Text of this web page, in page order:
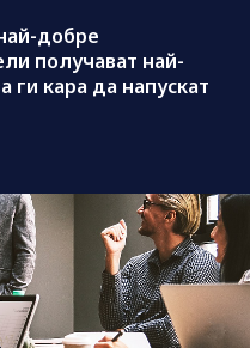
добре
получават най-
ги кара да напускат